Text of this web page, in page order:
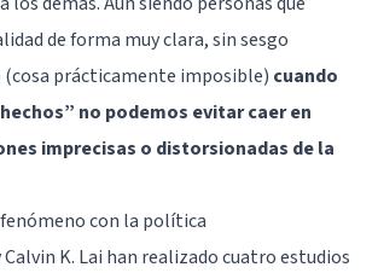
de forma muy clara, sin sesgo
prácticamente imposible) cuando
no podemos evitar caer en
imprecisas o distorsionadas de la
con la política
K. Lai han realizado cuatro estudios